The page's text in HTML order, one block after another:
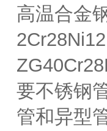
高温合金
要不锈钢
管和异型